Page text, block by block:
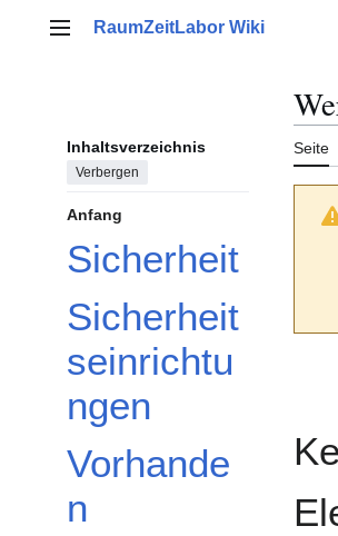
Hauptmenü
RaumZeitLabor Wiki
Inhaltsverzeichnis
Verbergen
Anfang
Sicherheit
Sicherheit
seinrichtu
ngen
Vorhande
n
Seite